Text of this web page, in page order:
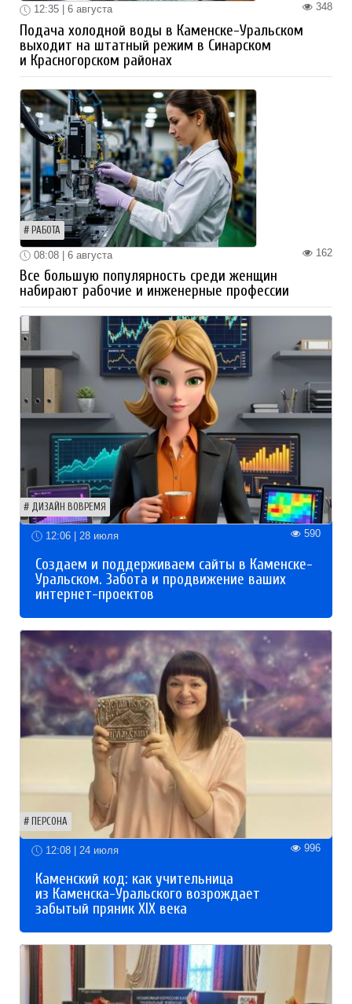
348
12:35 | 6 августа
Подача холодной воды в Каменске-Уральском
выходит на штатный режим в Синарском
и Красногорском районах
РАБОТА
162
08:08 | 6 августа
Все большую популярность среди женщин
набирают рабочие и инженерные профессии
ДИЗАЙН ВОВРЕМЯ
12:06 | 28 июля 590
Создаем и поддерживаем сайты в Каменске-
Уральском. Забота и продвижение ваших
интернет-проектов
ПЕРСОНА
12:08 | 24 июля 996
Каменский код: как учительница
из Каменска-Уральского возрождает
забытый пряник XIX века